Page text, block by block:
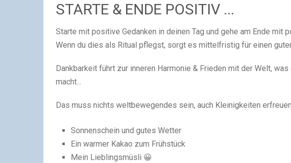
STARTE & ENDE POSITIV ...
Starte mit positive Gedanken in deinen Tag und gehe am Ende mit
Wenn du dies als Ritual pflegst, sorgt es mittelfristig für einen
Dankbarkeit führt zur inneren Harmonie & Frieden mit der Welt,
macht...
Das muss nichts weltbewegendes sein, auch Kleinigkeiten
Sonnenschein und gutes Wetter
Ein warmer Kakao zum Frühstück
Mein Lieblingsmüsli 😀